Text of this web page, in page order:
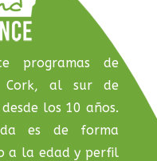
programas de
Cork, al sur de
los 10 años.
es de forma
a la edad y perfil